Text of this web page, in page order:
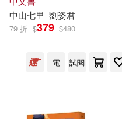
《幸福拉薩文庫》編
アンギャマン(14)
法律出版社(89)
中山七里 劉姿君
79 折 $379 $480
電 試閱